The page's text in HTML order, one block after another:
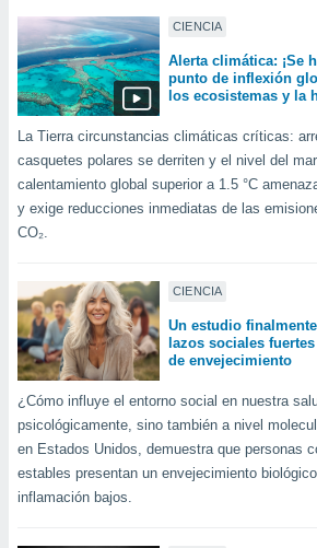
CIENCIA
Alerta climática: ¡Se
punto de inflexión
los ecosistemas y la
La Tierra circunstancias climáticas críticas:
casquetes polares se derriten y el nivel del
calentamiento global superior a 1.5 °C
y exige reducciones inmediatas de las
CO₂.
CIENCIA
Un estudio
lazos sociales
de envejecimiento
¿Cómo influye el entorno social en nuestra
psicológicamente, sino también a nivel
en Estados Unidos, demuestra que personas
estables presentan un envejecimiento
inflamación bajos.